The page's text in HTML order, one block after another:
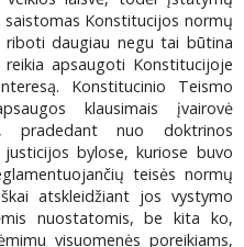
Konstitucijos normų
riboti daugiau negu tai būtina
apsaugoti Konstitucijoje
Konstitucinio Teismo
klausimais įvairovė
pradedant nuo doktrinos
bylose, kuriose buvo
teisės normų
atskleidžiant jos vystymo
nuostatomis, be kita ko,
visuomenės poreikiams,